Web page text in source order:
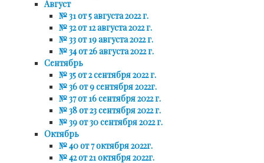
Август
№ 31 от 5 августа 2022 г.
№ 32 от 12 августа 2022 г.
№ 33 от 19 августа 2022 г.
№ 34 от 26 августа 2022 г.
Сентябрь
№ 35 от 2 сентября 2022 г.
№ 36 от 9 сентября 2022г.
№ 37 от 16 сентября 2022 г.
№ 38 от 23 сентября 2022 г.
№ 39 от 30 сентября 2022 г.
Октябрь
№ 40 от 7 октября 2022г.
№ 42 от 21 октября 2022г.